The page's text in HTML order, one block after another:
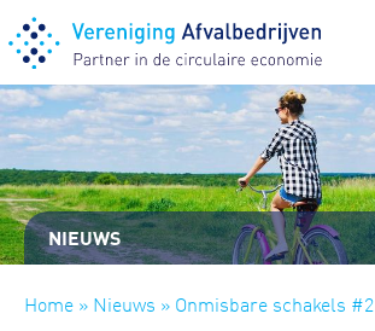
NIEUWS
Home » Nieuws » Onmisbare schakels #2